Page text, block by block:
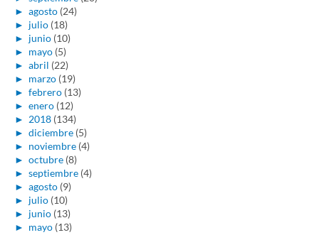
► agosto (24)
► julio (18)
► junio (10)
► mayo (5)
► abril (22)
► marzo (19)
► febrero (13)
► enero (12)
► 2018 (134)
► diciembre (5)
► noviembre (4)
► octubre (8)
► septiembre (4)
► agosto (9)
► julio (10)
► junio (13)
► mayo (13)